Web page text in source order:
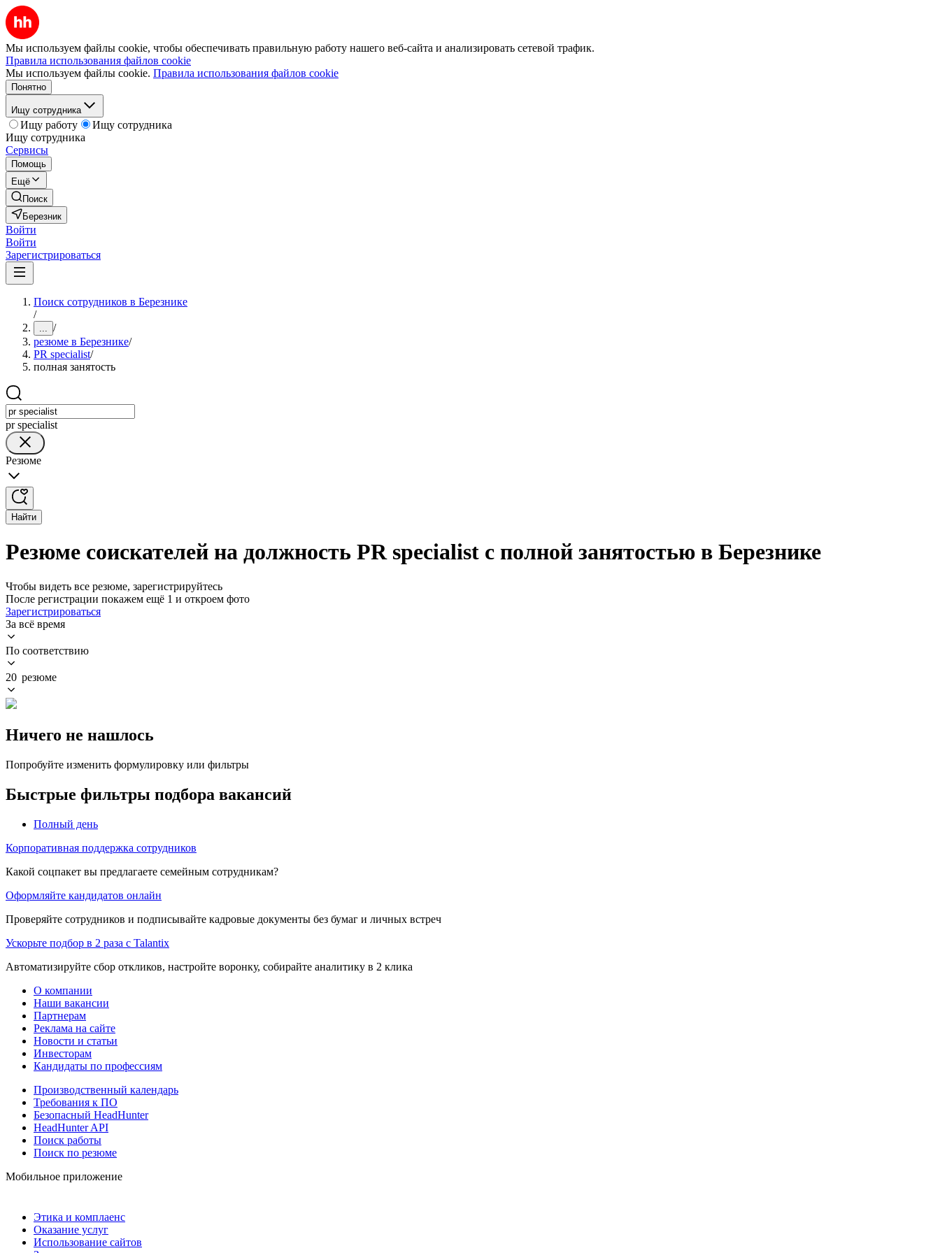
Мы используем файлы cookie, чтобы обеспечивать правильную работу нашего веб-сайта и анализировать сетевой трафик.
Правила использования файлов cookie
Мы используем файлы cookie. Правила использования файлов cookie
Понятно
Ищу сотрудника
Ищу работу
Ищу сотрудника
Ищу сотрудника
Сервисы
Помощь
Ещё
Поиск
Березник
Войти
Войти
Зарегистрироваться
Поиск сотрудников в Березнике
/
... /
резюме в Березнике/
PR specialist/
полная занятость
pr specialist
Резюме
Найти
Резюме соискателей на должность PR specialist с полной занятостью в Березнике
Чтобы видеть все резюме, зарегистрируйтесь
После регистрации покажем ещё 1 и откроем фото
Зарегистрироваться
За всё время
По соответствию
20 резюме
Ничего не нашлось
Попробуйте изменить формулировку или фильтры
Быстрые фильтры подбора вакансий
Полный день
Корпоративная поддержка сотрудников
Какой соцпакет вы предлагаете семейным сотрудникам?
Оформляйте кандидатов онлайн
Проверяйте сотрудников и подписывайте кадровые документы без бумаг и личных встреч
Ускорьте подбор в 2 раза с Talantix
Автоматизируйте сбор откликов, настройте воронку, собирайте аналитику в 2 клика
О компании
Наши вакансии
Партнерам
Реклама на сайте
Новости и статьи
Инвесторам
Кандидаты по профессиям
Производственный календарь
Требования к ПО
Безопасный HeadHunter
HeadHunter API
Поиск работы
Поиск по резюме
Мобильное приложение
Этика и комплаенс
Оказание услуг
Использование сайтов